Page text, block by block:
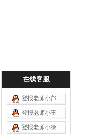
在线客服
登报老师小邝
登报老师小王
登报老师小徐